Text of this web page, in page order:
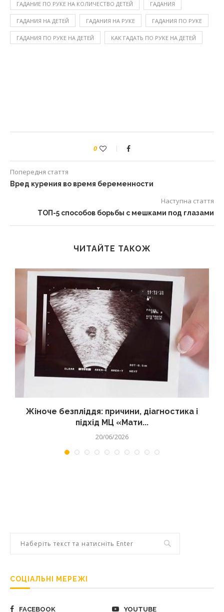
ГАДАНИЕ ПО РУКЕ НА КОЛИЧЕСТВО ДЕТЕЙ ГАДАНИЯ
ГАДАНИЯ НА ДЕТЕЙ ГАДАНИЯ НА РУКЕ ГАДАНИЯ ПО РУКЕ
ГАДАНИЯ ПО РУКЕ НА ДЕТЕЙ КАК ГАДАТЬ ПО РУКЕ НА ДЕТЕЙ
0
Попередня стаття
Вред курения во время беременности
Наступна стаття
ТОП-5 способов борьбы с мешками под глазами
ЧИТАЙТЕ ТАКОЖ
Жіноче безпліддя: причини, діагностика і
підхід МЦ «Мати...
20/06/2026
СОЦІАЛЬНІ МЕРЕЖІ
FACEBOOK YOUTUBE